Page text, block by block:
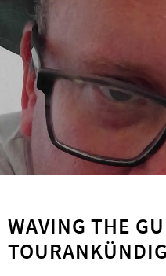
WAVING THE